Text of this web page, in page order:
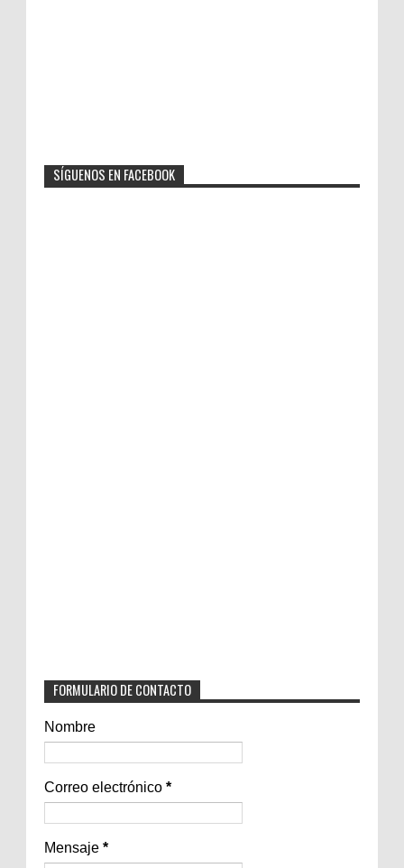
SÍGUENOS EN FACEBOOK
FORMULARIO DE CONTACTO
Nombre
Correo electrónico *
Mensaje *